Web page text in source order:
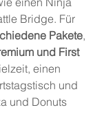
Bridge. Für
Pakete,
und First
einen
und
und Donuts